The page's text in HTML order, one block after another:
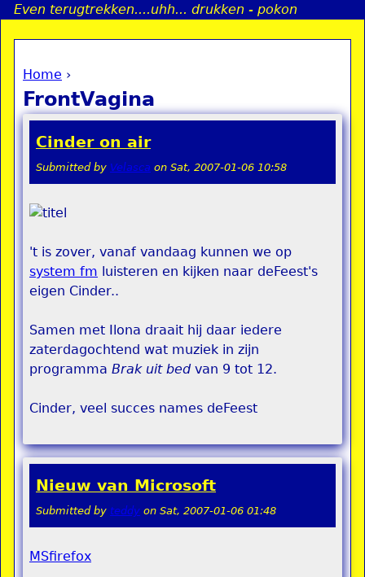
Jump to navigation
Even terugtrekken....uhh... drukken - pokon
You are here
Home ›
FrontVagina
Cinder on air
Submitted by Velasca on Sat, 2007-01-06 10:58
't is zover, vanaf vandaag kunnen we op
system fm luisteren en kijken naar deFeest's
eigen Cinder..
Samen met Ilona draait hij daar iedere
zaterdagochtend wat muziek in zijn
programma Brak uit bedvan 9 tot 12.
Cinder, veel succes names deFeest
Nieuw van Microsoft
Submitted by teddy on Sat, 2007-01-06 01:48
MSfirefox